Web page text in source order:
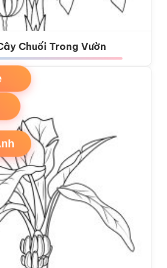
Chuối Trong Vườn